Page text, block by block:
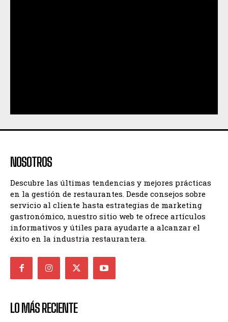
NOSOTROS
Descubre las últimas tendencias y mejores prácticas
en la gestión de restaurantes. Desde consejos sobre
servicio al cliente hasta estrategias de marketing
gastronómico, nuestro sitio web te ofrece artículos
informativos y útiles para ayudarte a alcanzar el
éxito en la industria restaurantera.
LO MÁS RECIENTE